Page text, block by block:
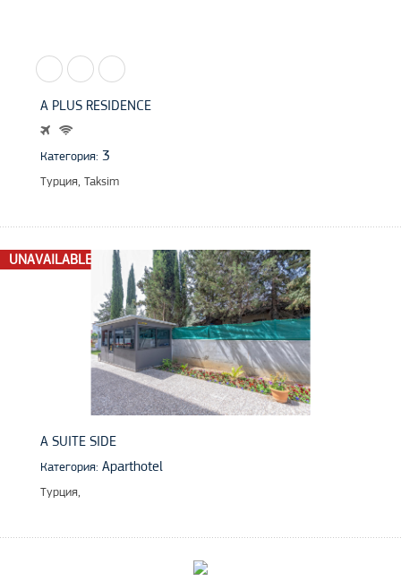
A PLUS RESIDENCE
Категория: 3
Турция, Taksim
UNAVAILABLE
A SUITE SIDE
Категория: Aparthotel
Турция,